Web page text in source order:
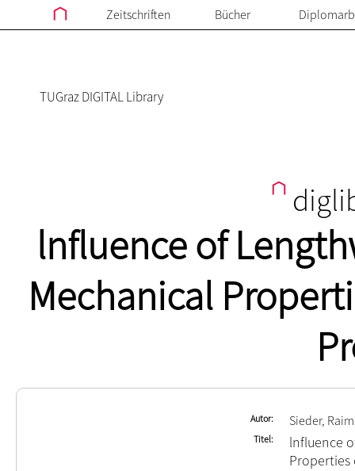
Zeitschriften Bücher
TUGraz DIGITAL Library
lnfluence of
Mechanical
Autor Sieder,
Titel
lnfluence
Properties